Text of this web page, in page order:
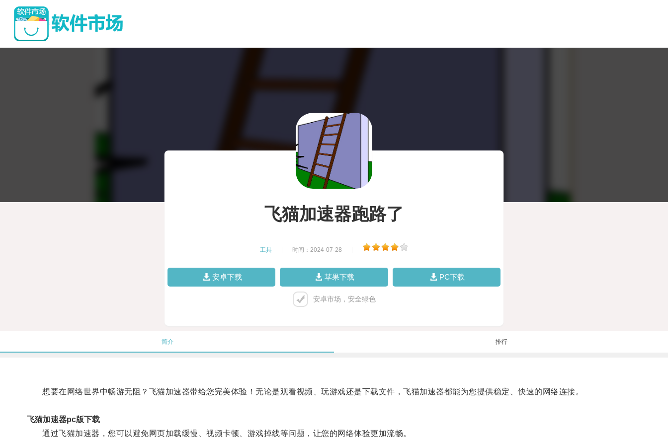
飞猫加速器跑路了
工具 时间：2024-07-28
安卓下载 苹果下载 PC下载
安卓市场，安全绿色
简介 排行
想要在网络世界中畅游无阻？飞猫加速器带给您完美体验！无论是观看视频、玩游戏还是下载文件，飞猫加速器都能为您提供稳定、快速的网络连接。
飞猫加速器pc版下载
通过飞猫加速器，您可以避免网页加载缓慢、视频卡顿、游戏掉线等问题，让您的网络体验更加流畅。